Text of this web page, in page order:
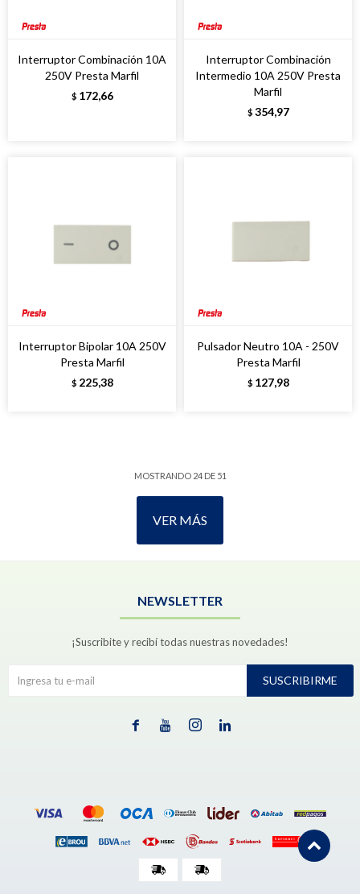
Interruptor Combinación 10A
250V Presta Marfil
$ 172,66
Interruptor Combinación
Intermedio 10A 250V Presta
Marfil
$ 354,97
Interruptor Bipolar 10A 250V
Presta Marfil
$ 225,38
Pulsador Neutro 10A - 250V
Presta Marfil
$ 127,98
MOSTRANDO 24DE 51
VER MÁS
NEWSLETTER
¡Suscribite y recibí todas nuestras novedades!
SUSCRIBIRME
   